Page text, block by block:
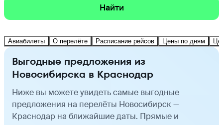
Найти
Авиабилеты О перелёте Расписание рейсов Цены по дням
Выгодные предложения из
Новосибирска в Краснодар
Ниже вы можете увидеть самые выгодные
предложения на перелёты Новосибирск —
Краснодар на ближайшие даты. Прямые и